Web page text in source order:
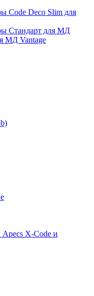
Code Deco Slim для
Стандарт для МД
МД Vantage
X-Code и